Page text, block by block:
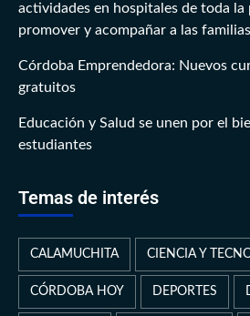
actividades en hospitales de toda la
promover y acompañar a las familias
Córdoba Emprendedora: Nuevos
gratuitos
Educación y Salud se unen por el
estudiantes
Temas de interés
CALAMUCHITA CIENCIA Y
CÓRDOBA HOY DEPORTES